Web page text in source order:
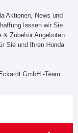
Aktionen, News und
lassen wir Sie
Zubehör Angeboten
Sie und Ihren Honda
GmbH -Team